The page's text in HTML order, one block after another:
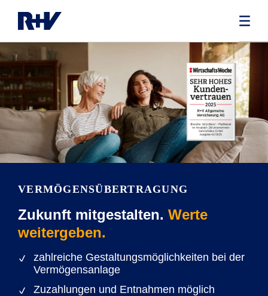
VERMÖGENSÜBERTRAGUNG
Zukunft mitgestalten. Werte
weitergeben.
zahlreiche Gestaltungsmöglichkeiten bei der
Vermögensanlage
Zuzahlungen und Entnahmen möglich